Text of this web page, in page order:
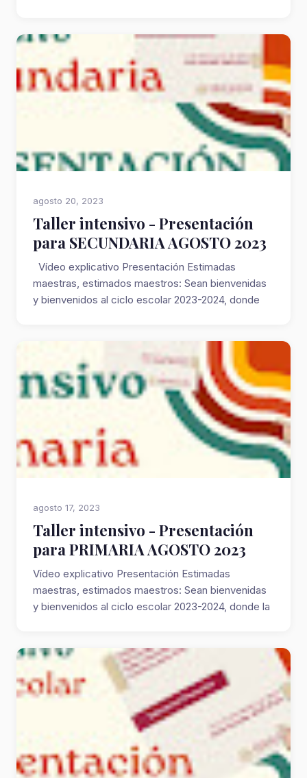
agosto 20, 2023
Taller intensivo - Presentación
para SECUNDARIA AGOSTO 2023
Vídeo explicativo Presentación Estimadas
maestras, estimados maestros: Sean bienvenidas
y bienvenidos al ciclo escolar 2023-2024, donde
agosto 17, 2023
Taller intensivo - Presentación
para PRIMARIA AGOSTO 2023
Vídeo explicativo Presentación Estimadas
maestras, estimados maestros: Sean bienvenidas
y bienvenidos al ciclo escolar 2023-2024, donde la